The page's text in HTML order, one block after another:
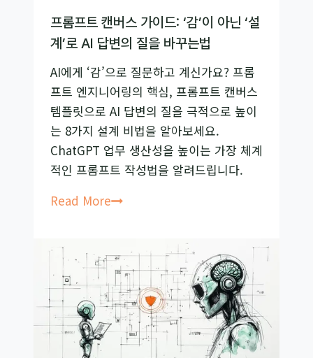
네
이
션
잡
고
API
비
용
30
아
법
프롬프트 캔버스 가이드: ‘감’이 아닌 ‘설
계’로 AI 답변의 질을 바꾸는법
AI에게 ‘감’으로 질문하고 계신가요? 프롬
프트 엔지니어링의 핵심, 프롬프트 캔버스
템플릿으로 AI 답변의 질을 극적으로 높이
는 8가지 설계 비법을 알아보세요.
ChatGPT 업무 생산성을 높이는 가장 체계
적인 프롬프트 작성법을 알려드립니다.
Read More프
트
캔
버
스
가